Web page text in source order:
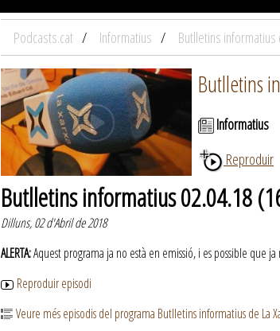
Podcasts.cat Informatius Butlletins informatius
Butlletins
Informatius
Reproduir
Butlletins informatius 02.04.18
Dilluns, 02 d'Abril de 2018
ALERTA:Aquest programa ja no està en emissió, i es possible que
Reproduir episodi
Veure més episodis del programa Butlletins informatius de La